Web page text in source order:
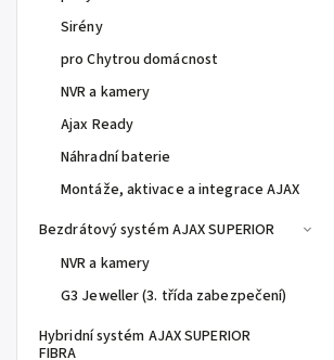
Sirény
pro Chytrou domácnost
NVR a kamery
Ajax Ready
Náhradní baterie
Montáže, aktivace a integrace AJAX
Bezdrátový systém AJAX SUPERIOR
NVR a kamery
G3 Jeweller (3. třída zabezpečení)
Hybridní systém AJAX SUPERIOR
FIBRA